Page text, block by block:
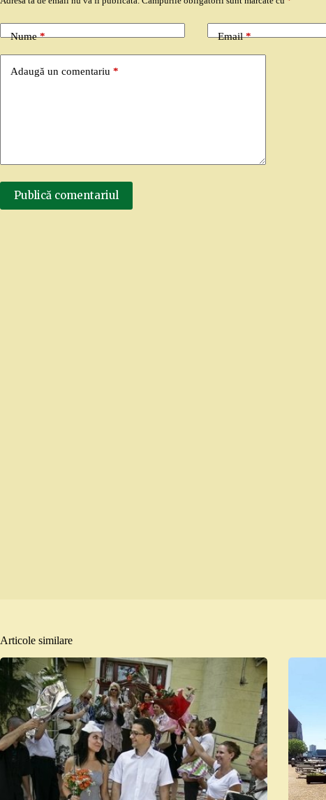
Nume* Email*
Adaugă un comentariu *
Publică comentariul
Articole similare